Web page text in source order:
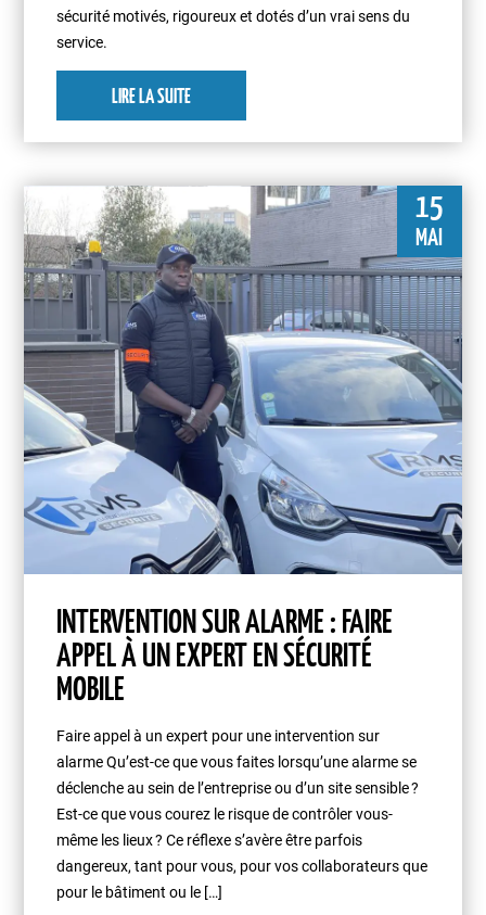
sécurité motivés, rigoureux et dotés d’un vrai sens du
service.
LIRE LA SUITE
15
MAI
INTERVENTION SUR ALARME : FAIRE
APPEL À UN EXPERT EN SÉCURITÉ
MOBILE
Faire appel à un expert pour une intervention sur
alarme Qu’est-ce que vous faites lorsqu’une alarme se
déclenche au sein de l’entreprise ou d’un site sensible ?
Est-ce que vous courez le risque de contrôler vous-
même les lieux ? Ce réflexe s’avère être parfois
dangereux, tant pour vous, pour vos collaborateurs que
pour le bâtiment ou le […]